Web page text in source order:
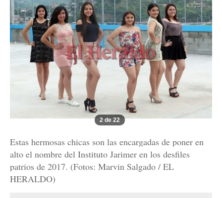
2 de 22
Estas hermosas chicas son las encargadas de poner en
alto el nombre del Instituto Jarimer en los desfiles
patrios de 2017. (Fotos: Marvin Salgado / EL
HERALDO)